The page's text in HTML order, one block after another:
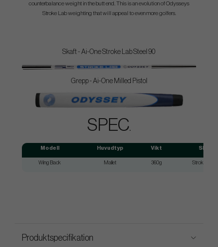
counterbalance weight in the butt end. This is an evolution of Odysseys
Stroke Lab weighting that will appeal to even more golfers.
Skaft - Ai-One Stroke Lab Steel 90
Grepp - Ai-One Milled Pistol
SPEC.
Modell Huvudtyp Vikt Skaft
Wing Back Mallet 360g Stroke Lab
Produktspecifikation